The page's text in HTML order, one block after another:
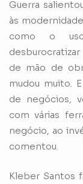
Guerra
às
como o
de mão de
mudou muito.
de negócios,
com várias
negócio, ao
comentou.
Kleber Santos